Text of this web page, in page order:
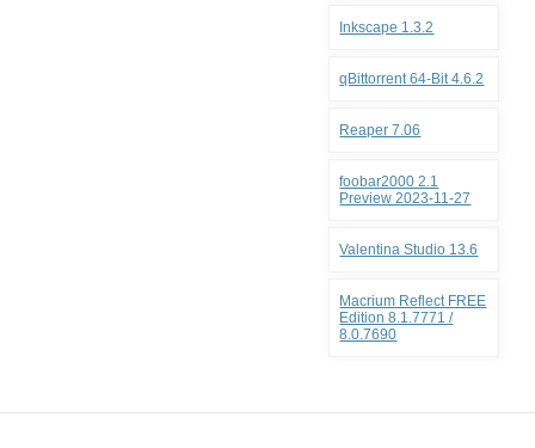
Inkscape 1.3.2
qBittorrent 64-Bit 4.6.2
Reaper 7.06
foobar2000 2.1
Preview 2023-11-27
Valentina Studio 13.6
Macrium Reflect FREE
Edition 8.1.7771 /
8.0.7690